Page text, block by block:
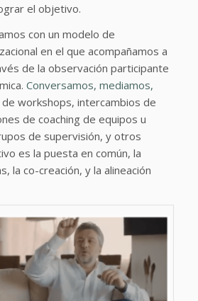
el objetivo.
con un modelo de
en el que acompañamos a
de la observación participante
Conversamos, mediamos,
workshops, intercambios de
de coaching de equipos u
de supervisión, y otros
es la puesta en común, la
la co-creación, y la alineación